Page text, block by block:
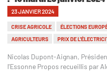
23 JANVIER 2024
CRISE AGRICOLE ÉLECTIONS
AGRICULTEURS
PRIX DE
Nicolas Dupont-Aignan,
l'Essonne Propos recueillis par